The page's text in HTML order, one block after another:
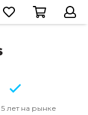
летна рынке